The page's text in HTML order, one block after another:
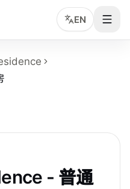
EN
通房 房型页事实摘
步行约 6 分钟。
以实时库存和合同为准。
- 普通